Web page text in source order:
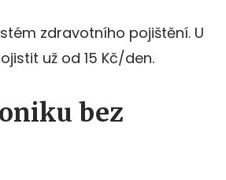
zdravotního pojištění. U
už od 15 Kč/den.
bez